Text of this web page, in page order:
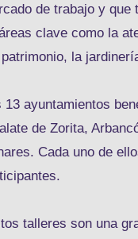
de trabajo y que
clave como la
la
13 ayuntamientos
de Zorita,
Cada uno de
talleres son una